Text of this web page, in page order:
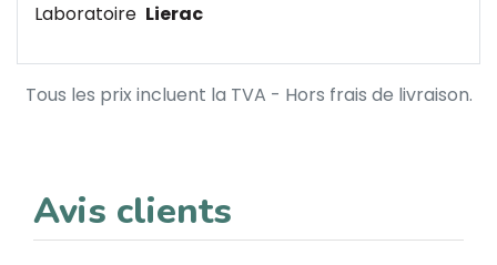
Laboratoire Lierac
Tous les prix incluent la TVA - Hors frais de livraison.
Avis clients